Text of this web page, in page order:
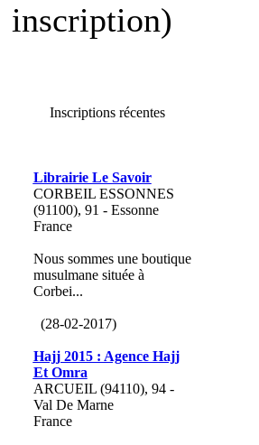
inscription)
Inscriptions récentes
Librairie Le Savoir
CORBEIL ESSONNES
(91100), 91 - Essonne
France
Nous sommes une boutique
musulmane située à
Corbei...
(28-02-2017)
Hajj 2015 : Agence Hajj
Et Omra
ARCUEIL (94110), 94 -
Val De Marne
France